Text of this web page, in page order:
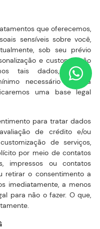
que oferecemos,
sensíveis sobre você,
sob seu prévio
e customização
tais dados, apenas
necessário para a
uma base legal
para tratar dados
de crédito e/ou
de serviços,
por meio de contatos
impressos ou contatos
retirar o consentimento a
imediatamente, a menos
para não o fazer. O que,